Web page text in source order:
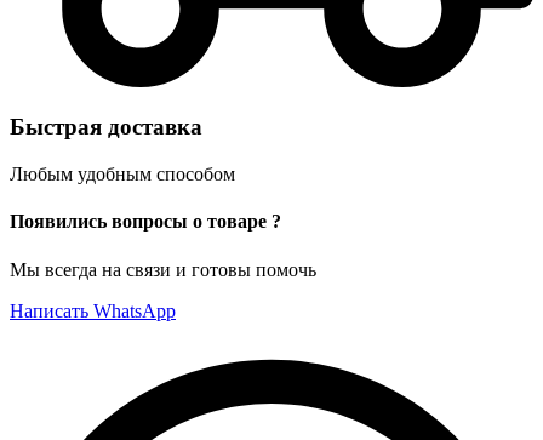
Быстрая доставка
Любым удобным способом
Появились вопросы о товаре ?
Мы всегда на связи и готовы помочь
Написать WhatsApp